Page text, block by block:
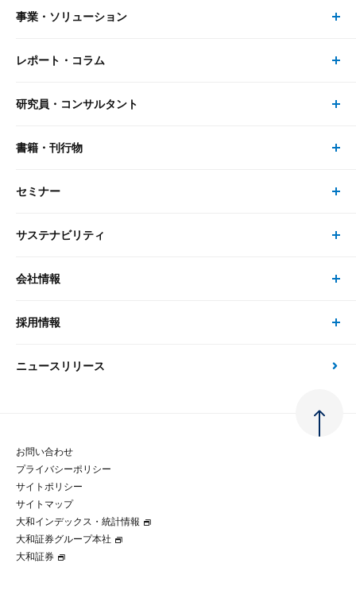
事業・ソリューション
事業・ソリューション トップ
リサーチ
大和総研の強み
先端テクノロジーに基づく新たな価値の創出
レポート・コラム
レポート・コラム トップ
最新のレポート・コラム
政策分析
金融経済教育等
コラム
研究員・コンサルタント
研究員・コンサルタント トップ
研究員
書籍・刊行物
書籍・刊行物 トップ
書籍
セミナー
セミナー トップ
現在受付中のセミナー・イベント
サステナビリティ
サステナビリティの取り組み
次世代社会への貢献
マルチステークホルダー方針
パートナーシップ構築宣言
会社情報
会社情報 トップ
会社概要・役員一覧
大和総研の歩み
グループ会社
採用情報
採用情報 トップ
経験者採用
ニュースリリース
お問い合わせ
プライバシーポリシー
サイトポリシー
サイトマップ
大和インデックス・統計情報
大和証券グループ本社
大和証券